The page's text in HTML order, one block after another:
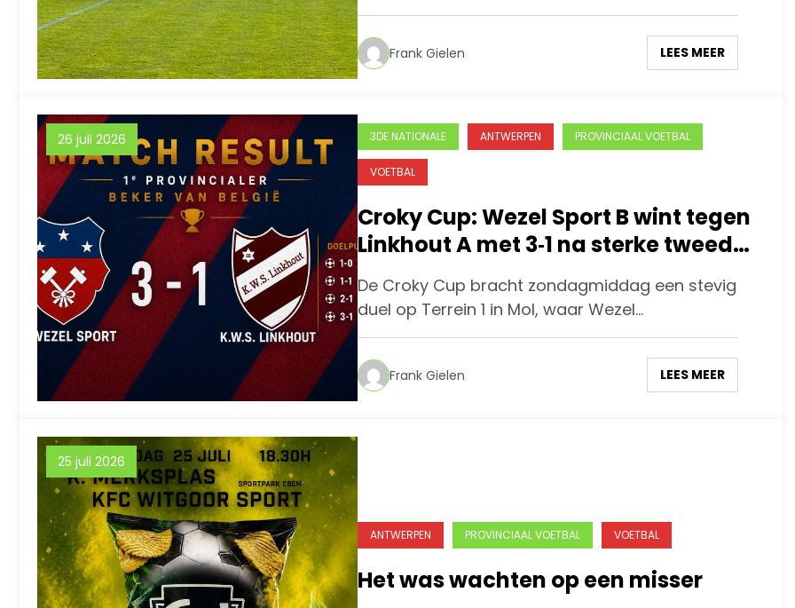
Frank Gielen LEES MEER
26 juli 2026 3DE NATIONALE ANTWERPEN PROVINCIAAL VOETBAL
VOETBAL
Croky Cup: Wezel Sport B wint tegen
Linkhout A met 3‑1 na sterke tweede
helft
De Croky Cup bracht zondagmiddag een stevig
duel op Terrein 1 in Mol, waar Wezel…
Frank Gielen LEES MEER
25 juli 2026
ANTWERPEN PROVINCIAAL VOETBAL VOETBAL
Het was wachten op een misser